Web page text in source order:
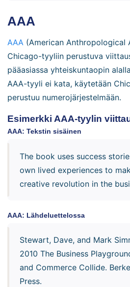
AAA
AAA (American Anthropological
Chicago-tyyliin perustuva
pääasiassa yhteiskuntaopin
AAA-tyyli ei kata, käytetään
perustuu numerojärjestelmään.
Esimerkki AAA-tyylin
AAA: Tekstin sisäinen
The book uses success
own lived experiences to
creative revolution in the
AAA: Lähdeluettelossa
Stewart, Dave, and Mark
2010 The Business
and Commerce Collide.
Press.